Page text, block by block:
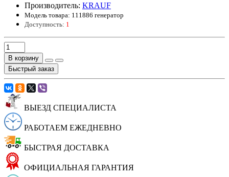
Производитель: KRAUF
Модель товара: 111886 генератор
Доступность: 1
В корзину
Быстрый заказ
ВЫЕЗД СПЕЦИАЛИСТА
РАБОТАЕМ ЕЖЕДНЕВНО
БЫСТРАЯ ДОСТАВКА
ОФИЦИАЛЬНАЯ ГАРАНТИЯ